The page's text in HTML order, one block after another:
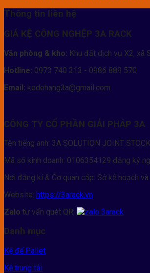
Thông tin liên hệ
GIÁ KỆ CÔNG NGHỆP 3A RACK
Văn phòng & kho: Khu đất dịch vụ X2, xã
Hotline: 0973 740 313 - 0986 889 570
Email: kedehang3a@gmail.com
CÔNG TY CỔ PHẦN GIẢI PHÁP 3A
Tên tiếng anh: 3A SOLUTION JOINT
Mã số kinh doanh: 0106354129 đăng ký
Nơi đăng kí & Cơ quan cấp: Sở kế hoạch
Website: https://3arack.vn
Zalo tư vấn quét QR:
Danh mục
Kệ để Pallet
Kệ trung tải